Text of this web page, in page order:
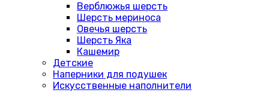
Верблюжья шерсть
Шерсть мериноса
Овечья шерсть
Шерсть Яка
Кашемир
Детские
Наперники для подушек
Искусственные наполнители